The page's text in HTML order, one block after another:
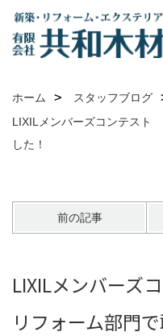
ホーム
スタッフブログ
LIXILメンバーズコンテスト
した！
前の記事
LIXILメンバーズ
リフォーム部門